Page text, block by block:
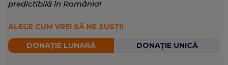
SCRIE DESPRE:
predictibilă în România!
ALEGE CUM VREI SĂ NE SUSȚII
DONAȚIE LUNARĂ DONAȚIE UNICĂ